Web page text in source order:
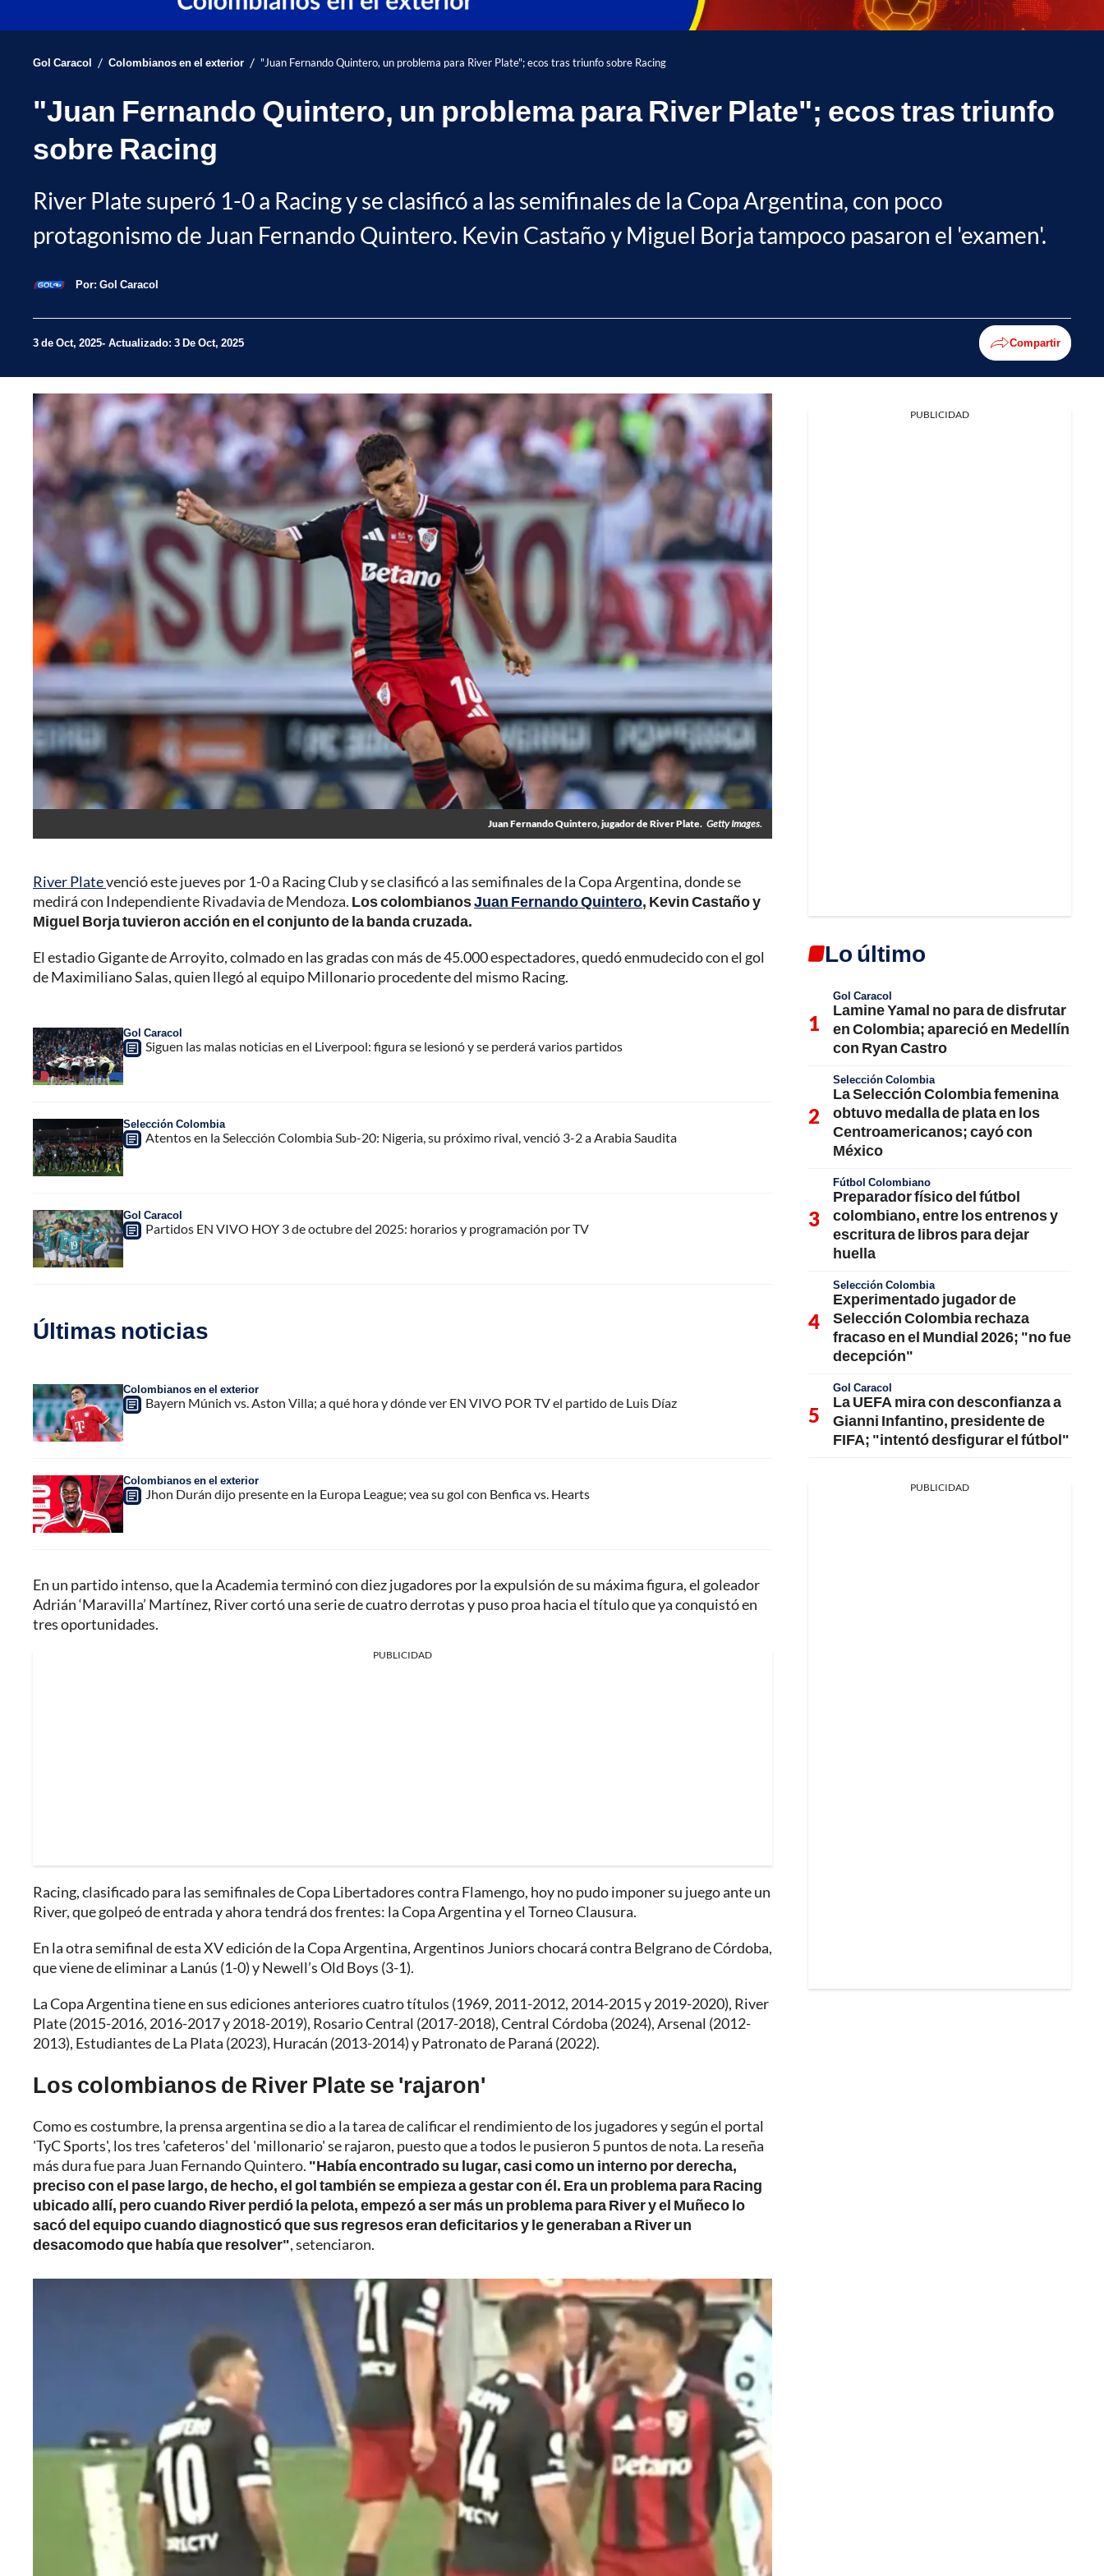
Gol Caracol / Colombianos en el exterior / "Juan Fernando Quintero, un problema para River Plate"; ecos tras triunfo sobre Racing
"Juan Fernando Quintero, un problema para River Plate"; ecos tras triunfo
sobre Racing
River Plate superó 1-0 a Racing y se clasificó a las semifinales de la Copa Argentina, con poco
protagonismo de Juan Fernando Quintero. Kevin Castaño y Miguel Borja tampoco pasaron el 'examen'.
Por: Gol Caracol
3 de Oct, 2025 Actualizado: 3 De Oct, 2025 Compartir
Juan Fernando Quintero, jugador de River Plate. Getty Images.
River Platevenció este jueves por 1-0 a Racing Club y se clasificó a las semifinales de la Copa Argentina, donde se
medirá con Independiente Rivadavia de Mendoza. Los colombianosJuan Fernando Quintero, Kevin Castaño y
Miguel Borja tuvieron acción en el conjunto de la banda cruzada.
El estadio Gigante de Arroyito, colmado en las gradas con más de 45.000 espectadores, quedó enmudecido con el gol
de Maximiliano Salas, quien llegó al equipo Millonario procedente del mismo Racing.
Gol Caracol
Siguen las malas noticias en el Liverpool: figura se lesionó y se perderá varios partidos
Selección Colombia
Atentos en la Selección Colombia Sub-20: Nigeria, su próximo rival, venció 3-2 a Arabia Saudita
Gol Caracol
Partidos EN VIVO HOY 3 de octubre del 2025: horarios y programación por TV
Últimas noticias
Colombianos en el exterior
Bayern Múnich vs. Aston Villa; a qué hora y dónde ver EN VIVO POR TV el partido de Luis Díaz
Colombianos en el exterior
Jhon Durán dijo presente en la Europa League; vea su gol con Benfica vs. Hearts
En un partido intenso, que la Academia terminó con diez jugadores por la expulsión de su máxima figura, el goleador
Adrián ‘Maravilla’ Martínez, River cortó una serie de cuatro derrotas y puso proa hacia el título que ya conquistó en
tres oportunidades.
PUBLICIDAD
Racing, clasificado para las semifinales de Copa Libertadores contra Flamengo, hoy no pudo imponer su juego ante un
River, que golpeó de entrada y ahora tendrá dos frentes: la Copa Argentina y el Torneo Clausura.
En la otra semifinal de esta XV edición de la Copa Argentina, Argentinos Juniors chocará contra Belgrano de Córdoba,
que viene de eliminar a Lanús (1-0) y Newell’s Old Boys (3-1).
La Copa Argentina tiene en sus ediciones anteriores cuatro títulos (1969, 2011-2012, 2014-2015 y 2019-2020), River
Plate (2015-2016, 2016-2017 y 2018-2019), Rosario Central (2017-2018), Central Córdoba (2024), Arsenal (2012-
2013), Estudiantes de La Plata (2023), Huracán (2013-2014) y Patronato de Paraná (2022).
Los colombianos de River Plate se 'rajaron'
Como es costumbre, la prensa argentina se dio a la tarea de calificar el rendimiento de los jugadores y según el portal
'TyC Sports', los tres 'cafeteros' del 'millonario' se rajaron, puesto que a todos le pusieron 5 puntos de nota. La reseña
más dura fue para Juan Fernando Quintero. "Había encontrado su lugar, casi como un interno por derecha,
preciso con el pase largo, de hecho, el gol también se empieza a gestar con él. Era un problema para Racing
ubicado allí, pero cuando River perdió la pelota, empezó a ser más un problema para River y el Muñeco lo
sacó del equipo cuando diagnosticó que sus regresos eran deficitarios y le generaban a River un
desacomodo que había que resolver", setenciaron.
PUBLICIDAD
Lo último
Gol Caracol
Lamine Yamal no para de disfrutar
en Colombia; apareció en Medellín
con Ryan Castro
Selección Colombia
La Selección Colombia femenina
obtuvo medalla de plata en los
Centroamericanos; cayó con
México
Fútbol Colombiano
Preparador físico del fútbol
colombiano, entre los entrenos y
escritura de libros para dejar
huella
Selección Colombia
Experimentado jugador de
Selección Colombia rechaza
fracaso en el Mundial 2026; "no fue
decepción"
Gol Caracol
La UEFA mira con desconfianza a
Gianni Infantino, presidente de
FIFA; "intentó desfigurar el fútbol"
PUBLICIDAD